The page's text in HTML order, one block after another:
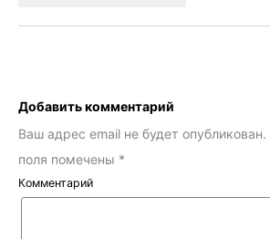
Добавить комментарий
Ваш адрес email не будет опубликован.
поля помечены *
Комментарий